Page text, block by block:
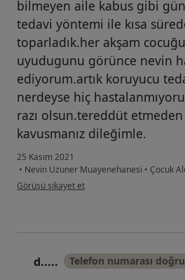
bilmeyen aile kabus gibi
tedavi yöntemi ile kısa
toparladık.her akşam
uyudugunu görünce nevin
ediyorum.artık koruyucu
nerdeyse hiç
razı olsun.tereddüt etmeden
kavusmanız dileğimle.
25 Kasım 2021
• Nevin Uzuner Muayenehanesi • Çocuk
kullanıcının görüşüne göre es...n
Görüşü şikayet et
d..... Telefon numarası